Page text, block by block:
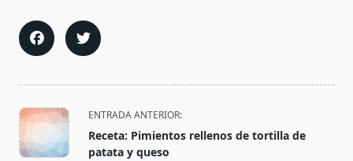
<span
class="nav-
subtitle
ENTRADA ANTERIOR:
Receta: Pimientos rellenos de tortilla de
patata y queso